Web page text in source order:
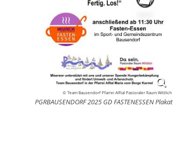
© Team Bausendorf Pfarrei Alftal Pastoraler Raum Wittlich
PGRBAUSENDORF 2025 GD FASTENESSEN Plakat